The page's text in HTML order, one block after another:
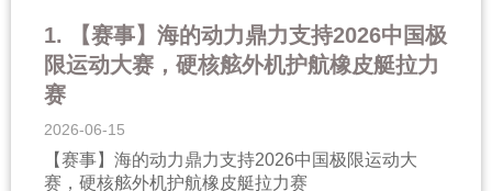
1. 【赛事】海的动力鼎力支持2026中国极
限运动大赛，硬核舷外机护航橡皮艇拉力
赛
2026-06-15
【赛事】海的动力鼎力支持2026中国极限运动大
赛，硬核舷外机护航橡皮艇拉力赛